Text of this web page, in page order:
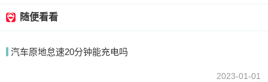
天堂的风口8792
一是开冷风或热风吹，二是将车窗打开一点点让车没空气对流。
随便看看
汽车原地怠速20分钟能充电吗
2023-01-01